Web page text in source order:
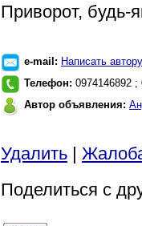
Приворот, будь-
e-mail: Написать автору
Телефон: 0974146892 ;
Автор объявления:
Удалить |
Поделиться с